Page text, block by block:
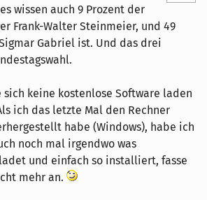
wissen auch 9 Prozent der
Frank-Walter Steinmeier, und 49
Gabriel ist. Und das drei
sich keine kostenlose Software laden
ich das letzte Mal den Rechner
habe (Windows), habe ich
noch mal irgendwo was
und einfach so installiert, fasse
mehr an.